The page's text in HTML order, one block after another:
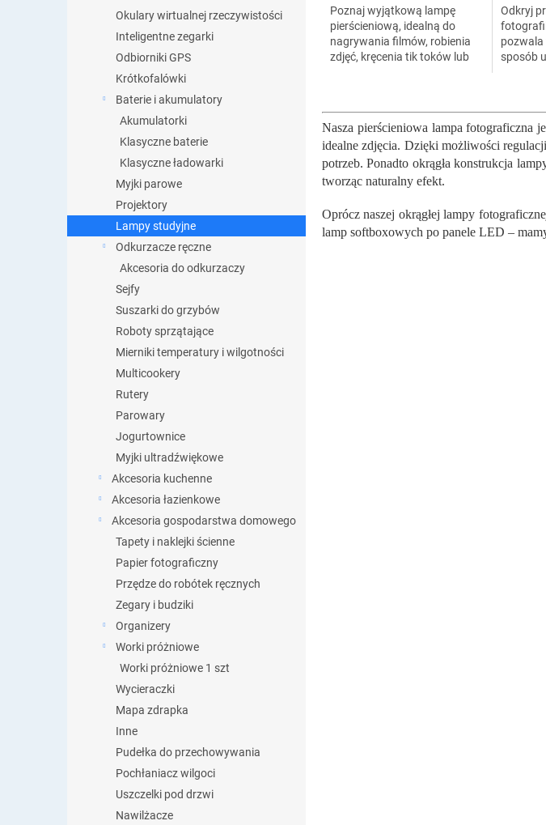
Okulary wirtualnej rzeczywistości
Inteligentne zegarki
Odbiorniki GPS
Krótkofalówki
Baterie i akumulatory
Akumulatorki
Klasyczne baterie
Klasyczne ładowarki
Myjki parowe
Projektory
Lampy studyjne
Odkurzacze ręczne
Akcesoria do odkurzaczy
Sejfy
Suszarki do grzybów
Roboty sprzątające
Mierniki temperatury i wilgotności
Multicookery
Rutery
Parowary
Jogurtownice
Myjki ultradźwiękowe
Akcesoria kuchenne
Akcesoria łazienkowe
Akcesoria gospodarstwa domowego
Tapety i naklejki ścienne
Papier fotograficzny
Przędze do robótek ręcznych
Zegary i budziki
Organizery
Worki próżniowe
Worki próżniowe 1 szt
Wycieraczki
Mapa zdrapka
Inne
Pudełka do przechowywania
Pochłaniacz wilgoci
Uszczelki pod drzwi
Nawilżacze
Poznaj wyjątkową lampę
pierścieniową, idealną do
nagrywania filmów, robienia
zdjęć, kręcenia tik toków lub
Odkryj
pozwala
sposób
Nasza pierścieniowa lampa fotograficzna
idealne zdjęcia. Dzięki możliwości
potrzeb. Ponadto okrągła konstrukcja
tworząc naturalny efekt.
Oprócz naszej okrągłej lampy
lamp softboxowych po panele LED –